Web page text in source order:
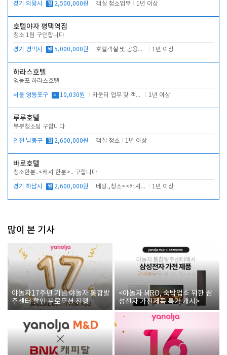
경기 의왕시 월 2,500,000원 객실 청소업무 1년 이상
호텔야자 평택역점
청소 1팀 구인합니다
경기 평택시 월 5,000,000원 호텔객실 및 공용시설 청소 관리 1년 이상
하라스호텔
영등포 하라스호텔
서울 영등포구 시 10,030원 카운터 업무 및 객실관리(청소상태 확인, 객실판매) 1년 이상
루루호텔
부부청소팀 구합니다
인천 남동구 월 2,600,000원 객실 청소 1년 이상
바로호텔
청소한분..<캐셔 한분>.. 구합니다.
경기 하남시 월 2,600,000원 베팅.,청소<<캐셔 모셔봅니다. 1년 이상
많이 본 기사
야놀자17주년 기념 야놀자 통합발
주센터 할인 프로모션 진행
<야놀자 MRO, 숙박업소 위한 삼
성전자 가전제품 특가 개시>